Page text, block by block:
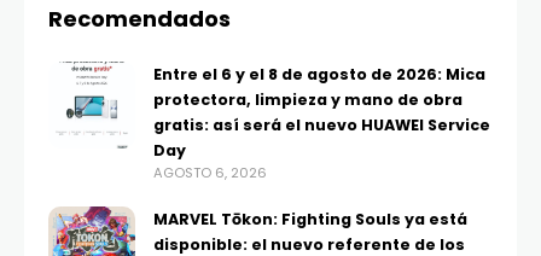
Recomendados
Entre el 6 y el 8 de agosto de 2026: Mica
protectora, limpieza y mano de obra
gratis: así será el nuevo HUAWEI Service
Day
AGOSTO 6, 2026
MARVEL Tōkon: Fighting Souls ya está
disponible: el nuevo referente de los